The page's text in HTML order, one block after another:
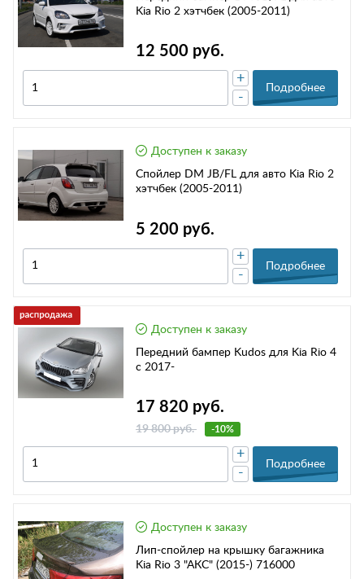
Kia Rio 2 хэтчбек (2005-2011)
12 500 руб.
-
+
Подробнее
Доступен к заказу
Спойлер DM JB/FL для авто Kia Rio 2
хэтчбек (2005-2011)
5 200 руб.
-
+
Подробнее
Доступен к заказу
Передний бампер Kudos для Kia Rio 4
с 2017-
17 820 руб.
19 800 руб. -10%
-
+
Подробнее
Доступен к заказу
Лип-спойлер на крышку багажника
Kia Rio 3 "АКС" (2015-) 716000